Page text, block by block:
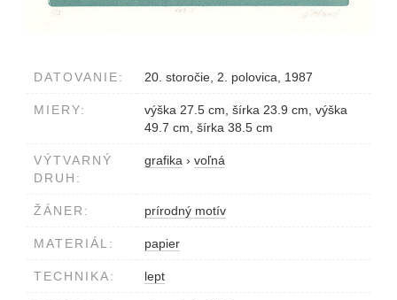
DATOVANIE: 20. storočie, 2. polovica, 1987
MIERY:
výška 27.5 cm, šírka 23.9 cm, výška
49.7 cm, šírka 38.5 cm
VÝTVARNÝ
DRUH:
grafika › voľná
ŽÁNER: prírodný motív
MATERIÁL: papier
TECHNIKA: lept